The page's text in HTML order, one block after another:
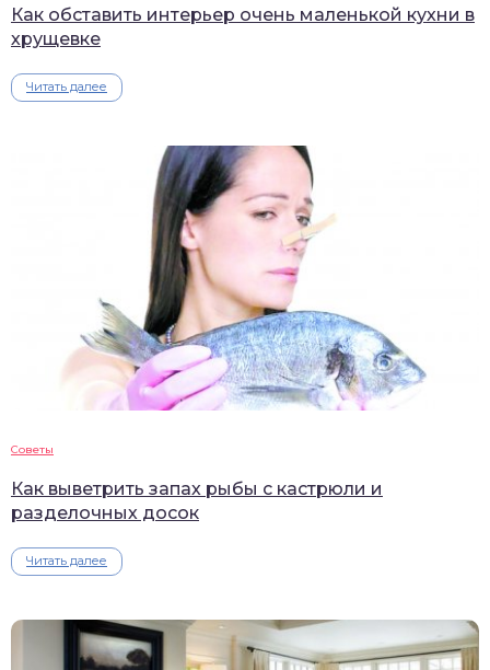
Как обставить интерьер очень маленькой кухни в
хрущевке
Читать далее
Советы
Как выветрить запах рыбы с кастрюли и
разделочных досок
Читать далее